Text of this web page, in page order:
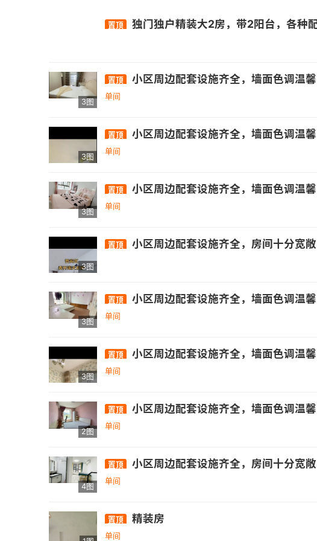
置顶 独门独户精装大2房，带2阳台，各种
3图
置顶 小区周边配套设施齐全，墙面色调温馨，
单间
3图
置顶 小区周边配套设施齐全，墙面色调温馨，
单间
3图
置顶 小区周边配套设施齐全，墙面色调温馨，
单间
3图
置顶 小区周边配套设施齐全，房间十分宽敞，墙面色
3图
置顶 小区周边配套设施齐全，墙面色调温馨，
单间
3图
置顶 小区周边配套设施齐全，墙面色调温馨，
单间
2图
置顶 小区周边配套设施齐全，墙面色调温馨，
单间
4图
置顶 小区周边配套设施齐全，房间十分宽敞，墙面色
单间
置顶 精装房
单间